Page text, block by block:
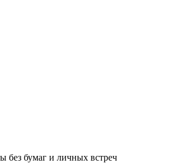
без бумаг и личных встреч